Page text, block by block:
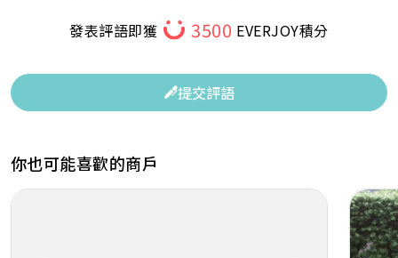
發表評語即獲
3500 EVERJOY積分
提交評語
你也可能喜歡的商戶